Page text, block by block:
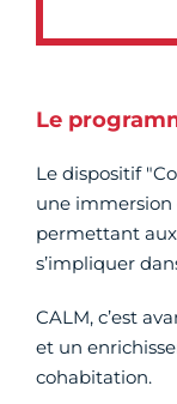
Le
Le dispositif
une immersion
permettant
s’impliquer
CALM, c’est
et un
cohabitation.